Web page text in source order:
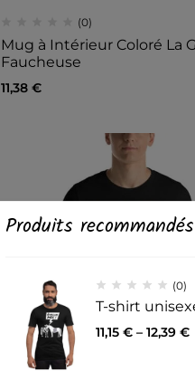
(0)
Mug à Intérieur Coloré La
Faucheuse
11,38 €
Produits recommandés
(0)
T-shirt
11,15 € – 12,39 €